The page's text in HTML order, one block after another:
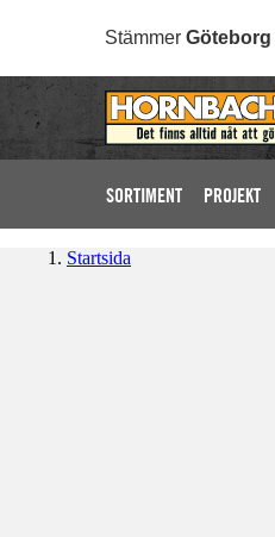
Stämmer Göteborg
SORTIMENT PROJEKT
Startsida